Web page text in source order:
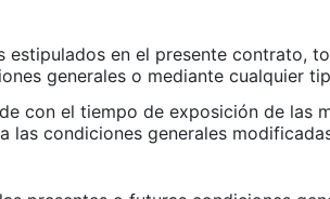
en el presente contrato,
generales o mediante cualquier
con el tiempo de exposición de las
las condiciones generales